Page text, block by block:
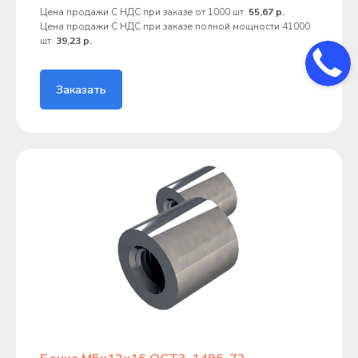
Цена продажи С НДС при заказе от 1000 шт. 55,67 р.
Цена продажи С НДС при заказе полной мощности 41000
шт. 39,23 р.
Заказать